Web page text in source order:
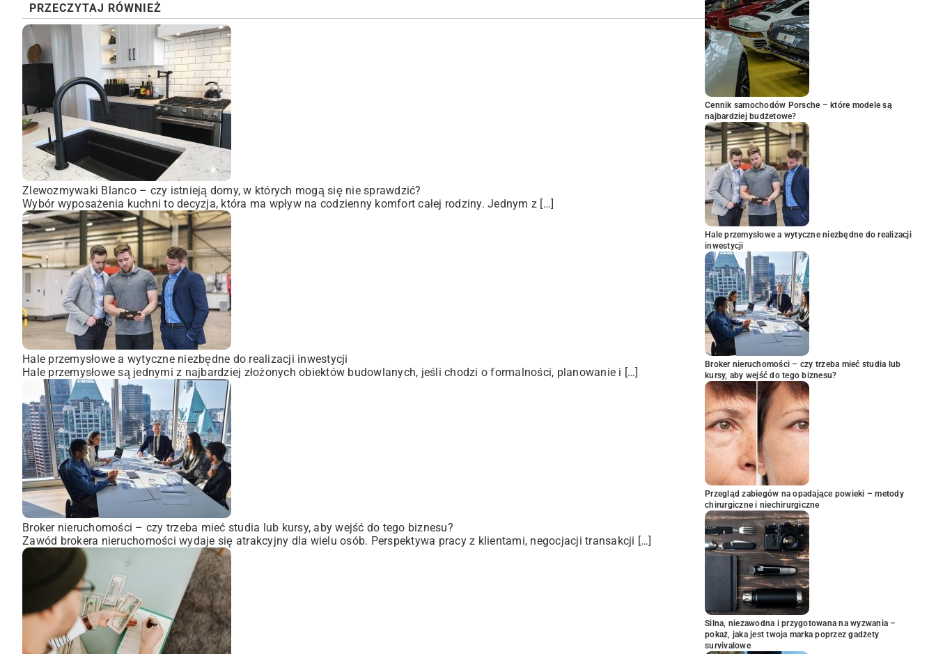
PRZECZYTAJ RÓWNIEŻ
Zlewozmywaki Blanco – czy istnieją domy, w których mogą się nie sprawdzić?
Wybór wyposażenia kuchni to decyzja, która ma wpływ na codzienny komfort całej rodziny. Jednym z […]
Hale przemysłowe a wytyczne niezbędne do realizacji inwestycji
Hale przemysłowe są jednymi z najbardziej złożonych obiektów budowlanych, jeśli chodzi o formalności, planowanie i […]
Broker nieruchomości – czy trzeba mieć studia lub kursy, aby wejść do tego biznesu?
Zawód brokera nieruchomości wydaje się atrakcyjny dla wielu osób. Perspektywa pracy z klientami, negocjacji transakcji […]
Cennik samochodów Porsche – które modele są
najbardziej budżetowe?
Hale przemysłowe a wytyczne niezbędne do realizacji
inwestycji
Broker nieruchomości – czy trzeba mieć studia lub
kursy, aby wejść do tego biznesu?
Przegląd zabiegów na opadające powieki – metody
chirurgiczne i niechirurgiczne
Silna, niezawodna i przygotowana na wyzwania –
pokaż, jaka jest twoja marka poprzez gadżety
survivalowe